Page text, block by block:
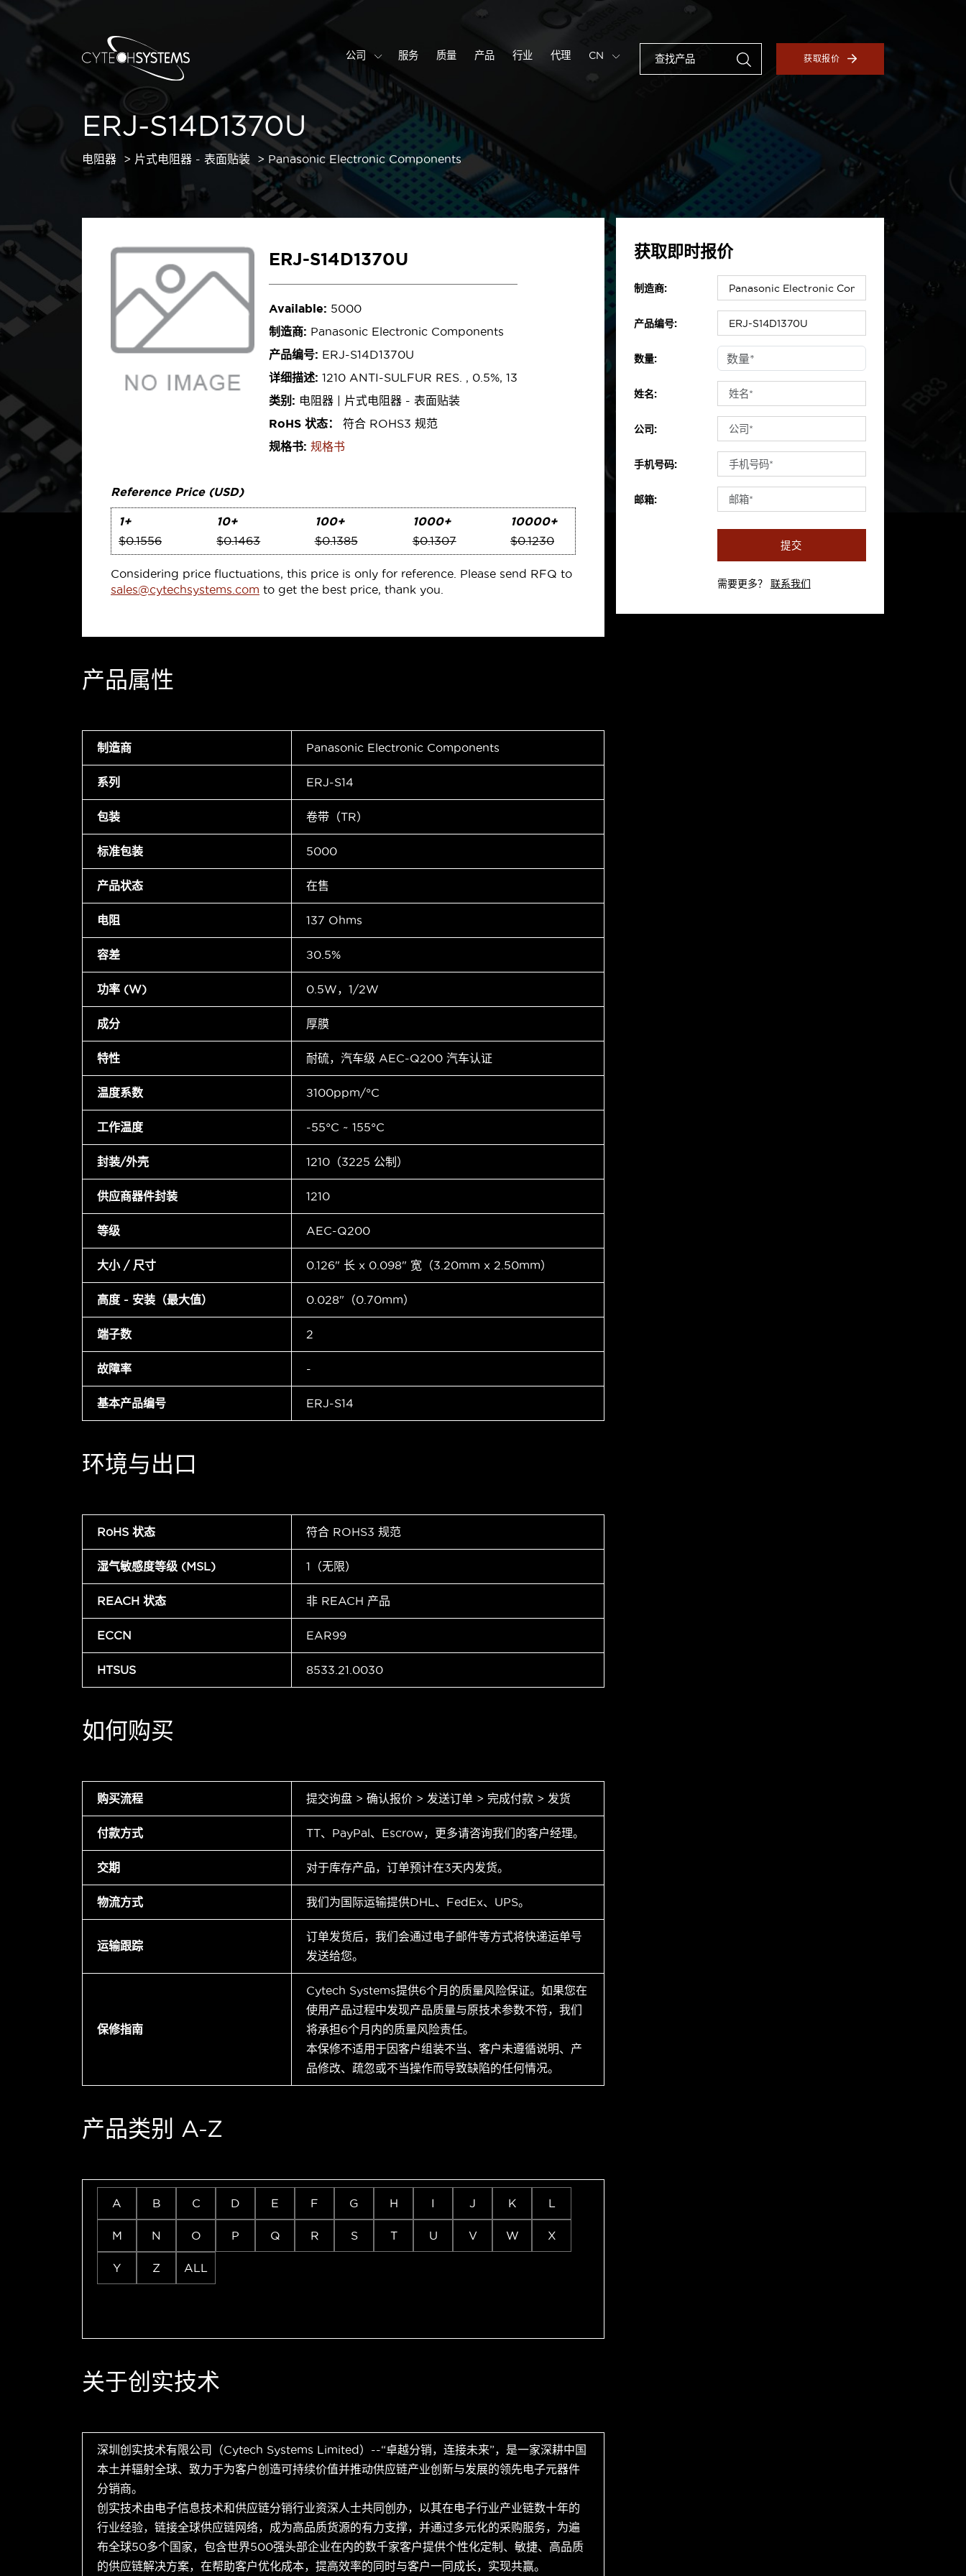
公司 服务 质量 产品 行业 代理 CN 获取报价
ERJ-S14D1370U
电阻器 片式电阻器 - 表面贴装 Panasonic Electronic Components
ERJ-S14D1370U
Available: 5000
制造商: Panasonic Electronic Components
产品编号: ERJ-S14D1370U
详细描述: 1210 ANTI-SULFUR RES. , 0.5%, 13
类别: 电阻器 | 片式电阻器 - 表面贴装
RoHS 状态：
符合 ROHS3 规范
规格书: 规格书
Reference Price (USD)
1+
$0.1556
10+
$0.1463
100+
$0.1385
1000+
$0.1307
10000+
$0.1230
Considering price fluctuations, this price is only for reference. Please send RFQ to
sales@cytechsystems.com to get the best price, thank you.
产品属性
制造商 Panasonic Electronic Components
系列 ERJ-S14
包装 卷带（TR）
标准包装 5000
产品状态 在售
电阻 137 Ohms
容差 ±0.5%
功率 (W) 0.5W，1/2W
成分 厚膜
特性 耐硫，汽车级 AEC-Q200 汽车认证
温度系数 ±100ppm/°C
工作温度 -55°C ~ 155°C
封装/外壳 1210（3225 公制）
供应商器件封装 1210
等级 AEC-Q200
大小 / 尺寸 0.126" 长 x 0.098" 宽（3.20mm x 2.50mm）
高度 - 安装（最大值） 0.028"（0.70mm）
端子数 2
故障率 -
基本产品编号 ERJ-S14
环境与出口
RoHS 状态 符合 ROHS3 规范
湿气敏感度等级 (MSL) 1（无限）
REACH 状态 非 REACH 产品
ECCN EAR99
HTSUS 8533.21.0030
如何购买
购买流程 提交询盘 > 确认报价 > 发送订单 > 完成付款 > 发货
付款方式 TT、PayPal、Escrow，更多请咨询我们的客户经理。
交期 对于库存产品，订单预计在3天内发货。
物流方式 我们为国际运输提供DHL、FedEx、UPS。
运输跟踪
订单发货后，我们会通过电子邮件等方式将快递运单号
发送给您。
保修指南
Cytech Systems提供6个月的质量风险保证。如果您在
使用产品过程中发现产品质量与原技术参数不符，我们
将承担6个月内的质量风险责任。
本保修不适用于因客户组装不当、客户未遵循说明、产
品修改、疏忽或不当操作而导致缺陷的任何情况。
产品类别 A-Z
A B C D E F G H I J K L
M N O P Q R S T U V W X
Y Z ALL
关于创实技术
深圳创实技术有限公司（Cytech Systems Limited）--“卓越分销，连接未来”，是一家深耕中国
本土并辐射全球、致力于为客户创造可持续价值并推动供应链产业创新与发展的领先电子元器件
分销商。
创实技术由电子信息技术和供应链分销行业资深人士共同创办，以其在电子行业产业链数十年的
行业经验，链接全球供应链网络，成为高品质货源的有力支撑，并通过多元化的采购服务，为遍
布全球50多个国家，包含世界500强头部企业在内的数千家客户提供个性化定制、敏捷、高品质
的供应链解决方案，在帮助客户优化成本，提高效率的同时与客户一同成长，实现共赢。
获取即时报价
制造商:
产品编号:
数量:
姓名:
公司:
手机号码:
邮箱:
提交
需要更多？ 联系我们